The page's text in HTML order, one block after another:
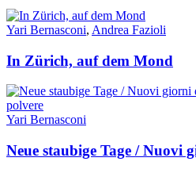
Yari Bernasconi, Andrea Fazioli
In Zürich, auf dem Mond
Yari Bernasconi
Neue staubige Tage / Nuovi